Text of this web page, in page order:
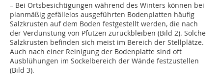
– Bei Ortsbesichtigungen während des Winters können bei
planmäßig gefällelos ausgeführten Bodenplatten häufig
Salzkrusten auf dem Boden festgestellt werden, die nach
der Verdunstung von Pfützen zurückbleiben (Bild 2). Solche
Salzkrusten befinden sich meist im Bereich der Stellplätze.
Auch nach einer Reinigung der Bodenplatte sind oft
Ausblühungen im Sockelbereich der Wände festzustellen
(Bild 3).